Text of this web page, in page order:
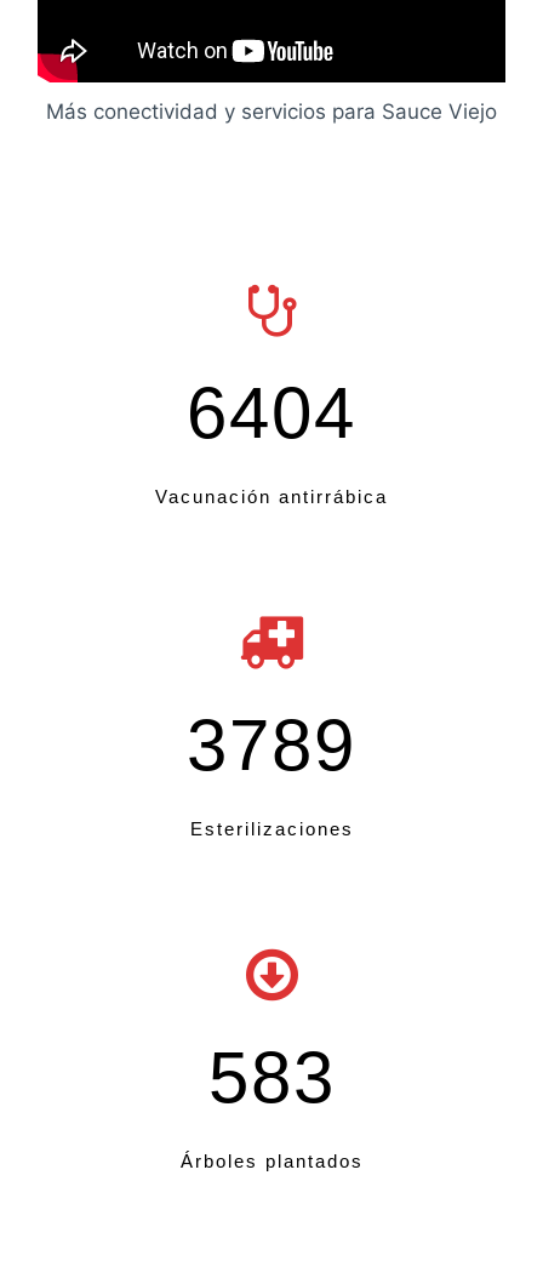
Más conectividad y servicios para Sauce Viejo
6404
Vacunación antirrábica
3789
Esterilizaciones
583
Árboles plantados